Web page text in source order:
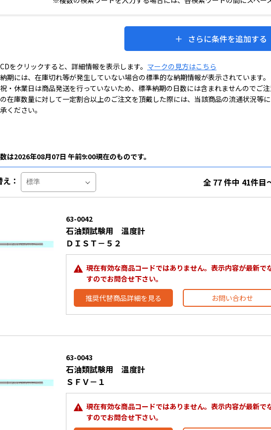
さらに条件を追加する
をクリックすると、詳細情報を表示します。 マークの見方はこちら
期には、在庫切れ等が発生していない場合の標準的な納期情報が表示されています。
・休業日は商品発送を行っていないため、標準納期の日数には含まれませんのでご
在庫数量に対して一定割合以上のご注文を頂戴した際には、当該商品の流通状況等
ください。
は2026年08月07日 午前9:00現在のものです。
： 全 77 件中 41件目
63-0042
石油類試験用 温度計
ＤＩＳＴ－５２
現在有効な商品コードではありません。表示内容が最新で
すのでお問合せ下さい。
推奨代替商品詳細を見る
お問い合わせ
63-0043
石油類試験用 温度計
ＳＦＶ－１
現在有効な商品コードではありません。表示内容が最新で
すのでお問合せ下さい。